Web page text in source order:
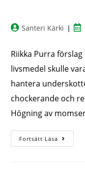
Santeri Kärki
Riikka Purra
livsmedel skulle
hantera
chockerande och
Högning av
Fortsätt Läsa